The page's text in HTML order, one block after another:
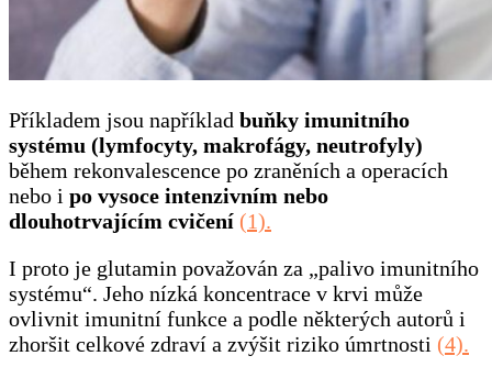
Příkladem jsou například buňky imunitního
systému (lymfocyty, makrofágy, neutrofyly)
během rekonvalescence po zraněních a operacích
nebo i po vysoce intenzivním nebo
dlouhotrvajícím cvičení (1).
I proto je glutamin považován za „palivo imunitního
systému“. Jeho nízká koncentrace v krvi může
ovlivnit imunitní funkce a podle některých autorů i
zhoršit celkové zdraví a zvýšit riziko úmrtnosti (4).